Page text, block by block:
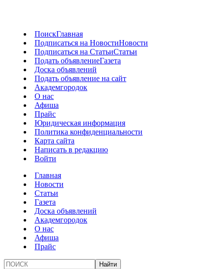
ПоискГлавная
Подписаться на НовостиНовости
Подписаться на СтатьиСтатьи
Подать объявлениеГазета
Доска объявлений
Подать объявление на сайт
Академгородок
О нас
Афиша
Прайс
Юридическая информация
Политика конфиденциальности
Карта сайта
Написать в редакцию
Войти
Главная
Новости
Статьи
Газета
Доска объявлений
Академгородок
О нас
Афиша
Прайс